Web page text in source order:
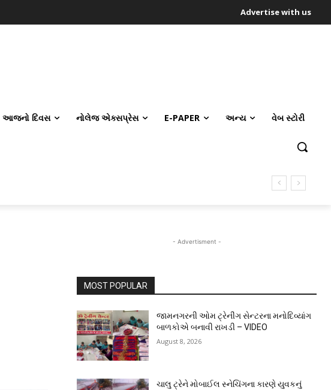
Advertise with us
આજનો દિવસ નોલેજ એક્સપ્રેસ E-PAPER અન્ય વેબ સ્ટોરી
- Advertisment -
MOST POPULAR
જામનગરની ઓમ ટ્રેનીંગ સેન્ટરના મનોદિવ્યાંગ
બાળકોએ બનાવી રાખડી – VIDEO
August 8, 2026
ચાલુ ટ્રેને મોબાઈલ સ્નેચિંગના કારણે યુવકનું